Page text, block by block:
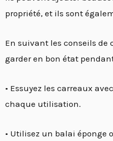
propriété, et ils sont
En suivant les conseils de
garder en bon état
• Essuyez les carreaux
chaque utilisation.
• Utilisez un balai éponge